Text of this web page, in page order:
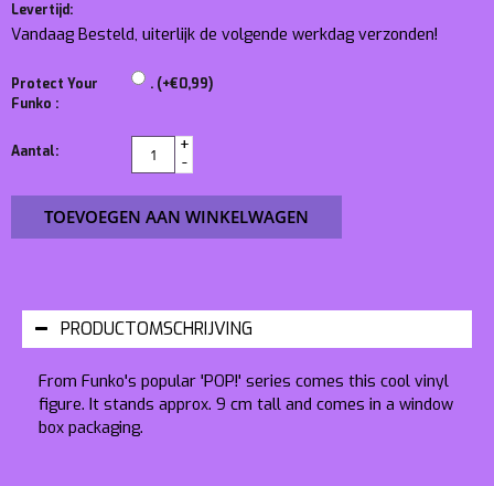
Levertijd:
Vandaag Besteld, uiterlijk de volgende werkdag verzonden!
Protect Your
Funko :
. (+€0,99)
Aantal:
+
-
TOEVOEGEN AAN WINKELWAGEN
PRODUCTOMSCHRIJVING
From Funko's popular 'POP!' series comes this cool vinyl
figure. It stands approx. 9 cm tall and comes in a window
box packaging.